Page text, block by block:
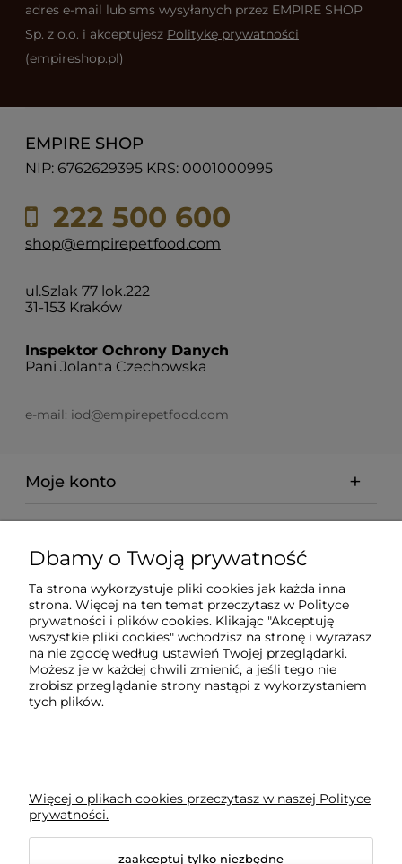
adres e-mail lub sms wysyłanych przez EMPIRE SHOP
Sp. z o.o. i akceptujesz Politykę prywatności
(empireshop.pl)
EMPIRE SHOP
NIP: 6762629395 KRS: 0001000995
222 500 600
shop@empirepetfood.com
ul.Szlak 77 lok.222
31-153 Kraków
Inspektor Ochrony Danych
Pani Jolanta Czechowska
e-mail: iod@empirepetfood.com
Moje konto
Pomoc
Płatności i dostawa
Ciekawostki
Dbamy o Twoją prywatność
Ta strona wykorzystuje pliki cookies jak każda inna
strona. Więcej na ten temat przeczytasz w Polityce
prywatności i plików cookies. Klikając "Akceptuję
wszystkie pliki cookies" wchodzisz na stronę i wyrażasz
na nie zgodę według ustawień Twojej przeglądarki.
Możesz je w każdej chwili zmienić, a jeśli tego nie
zrobisz przeglądanie strony nastąpi z wykorzystaniem
tych plików.
Więcej o plikach cookies przeczytasz w naszej Polityce
prywatności.
zaakceptuj tylko niezbędne